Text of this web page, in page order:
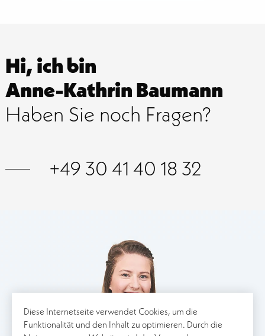
Diese Internetseite verwendet Cookies, um die
Funktionalität und den Inhalt zu optimieren. Durch die
Hi, ich bin
Anne-Kathrin Baumann
Haben Sie noch Fragen?
+49 30 41 40 18 32